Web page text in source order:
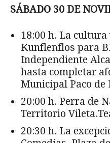
SÁBADO 30 DE
18:00 h. La
Kunflenflos para
Independiente
hasta completar
Municipal Paco de
20:00 h. Perra de
Territorio
20:30 h. La